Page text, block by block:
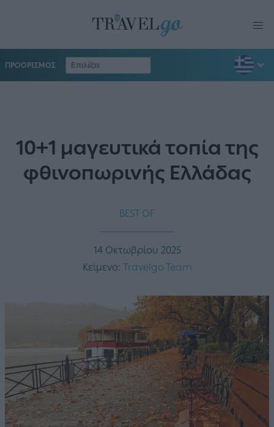
ΠΡΟΟΡΙΣΜΟΣ
10+1 μαγευτικά τοπία της
φθινοπωρινής Ελλάδας
BEST OF
14 Οκτωβρίου 2025
Κείμενο: Travelgo Team